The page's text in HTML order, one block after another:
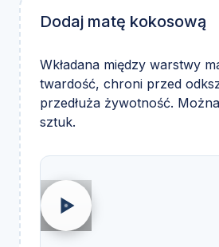
Dodaj matę kokosową
Wkładana między warstwy
twardość, chroni przed
przedłuża żywotność.
sztuk.